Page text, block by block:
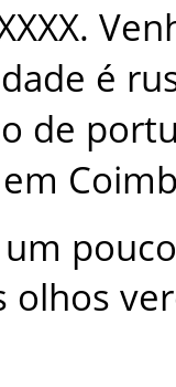
.
é
de
em
um pouco
olhos